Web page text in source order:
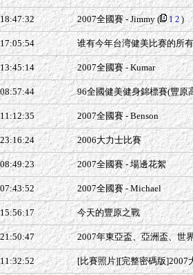
2007全國賽 - Jimmy( 1 2)
谁有今年台湾健美比赛的所
2007全國賽 - Kumar
96全國健美健身錦標賽(豐原
2007全國賽 - Benson
2006大力士比賽
2007全國賽 - 場邊花絮
2007全國賽 - Michael
今天的豐原之戰
2007年東亞盃、亞洲盃、世
[比賽照片][完整密碼版]2007